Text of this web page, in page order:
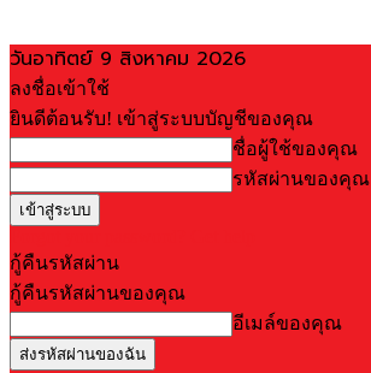
วันอาทิตย์ 9 สิงหาคม 2026
ลงชื่อเข้าใช้
ยินดีต้อนรับ! เข้าสู่ระบบบัญชีของคุณ
ชื่อผู้ใช้ของคุณ
รหัสผ่านของคุณ
กู้คืนรหัสผ่าน
กู้คืนรหัสผ่านของคุณ
อีเมล์ของคุณ